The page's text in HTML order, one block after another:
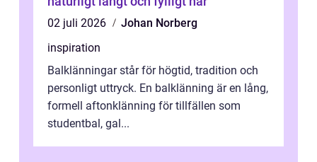
02 juli 2026
Johan Norberg
inspiration
Balklänningar står för högtid, tradition och
personligt uttryck. En balklänning är en lång,
formell aftonklänning för tillfällen som
studentbal, gal...